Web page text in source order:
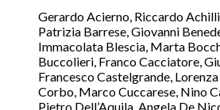
Gerardo Acierno, Riccardo
Patrizia Barrese, Giovanni
Immacolata Blescia, Marta
Buccolieri, Franco Cacciatore,
Francesco Castelgrande,
Corbo, Marco Cuccarese, Nino
Pietro Dell’Aquila, Angela De